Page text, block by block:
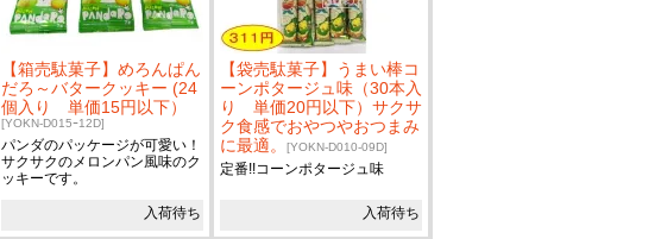
【箱売駄菓子】めろんぱん
だろ～バタークッキー (24
個入り 単価15円以下）
[YOKN-D015ｰ12D]
パンダのパッケージが可愛い！
サクサクのメロンパン風味のク
ッキーです。
入荷待ち
【袋売駄菓子】うまい棒コ
ーンポタージュ味（30本入
り 単価20円以下）サクサ
ク食感でおやつやおつまみ
に最適。
[YOKN-D010-09D]
定番!!コーンポタージュ味
入荷待ち